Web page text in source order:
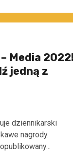
Media
jedną z
dziennikarski
nagrody.